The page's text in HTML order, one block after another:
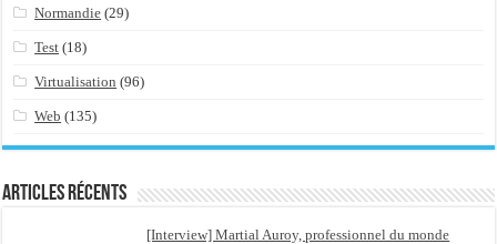
Normandie (29)
Test (18)
Virtualisation (96)
Web (135)
Articles récents
[Interview] Martial Auroy, professionnel du monde